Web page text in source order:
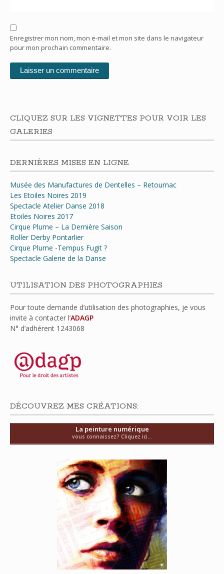
Enregistrer mon nom, mon e-mail et mon site dans le navigateur
pour mon prochain commentaire.
CLIQUEZ SUR LES VIGNETTES POUR VOIR LES
GALERIES
DERNIÈRES MISES EN LIGNE
Musée des Manufactures de Dentelles – Retournac
Les Etoiles Noires 2019
Spectacle Atelier Danse 2018
Etoiles Noires 2017
Cirque Plume – La Dernière Saison
Roller Derby Pontarlier
Cirque Plume -Tempus Fugit ?
Spectacle Galerie de la Danse
UTILISATION DES PHOTOGRAPHIES
Pour toute demande d’utilisation des photographies, je vous
invite à contacter l’ADAGP
N° d’adhérent 1243068
DÉCOUVREZ MES CRÉATIONS:
La peinture numérique
vous connaissez? Cliquez ici...